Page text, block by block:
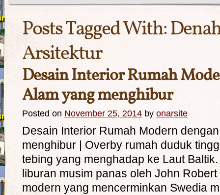
Posts Tagged With:
Arsitektur
Desain Interior Rumah
Alam yang menghibur
Posted on November 25, 2014 by onarsite
Desain Interior Rumah Modern
menghibur | Overby rumah duduk
tebing yang menghadap ke Laut
liburan musim panas oleh John
modern yang mencerminkan Swedia